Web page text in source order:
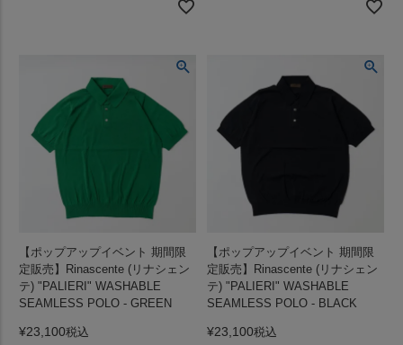
【ポップアップイベント 期間限
定販売】Rinascente (リナシェン
テ) "PALIERI" WASHABLE
SEAMLESS POLO - GREEN
¥23,100税込
【ポップアップイベント 期間限
定販売】Rinascente (リナシェン
テ) "PALIERI" WASHABLE
SEAMLESS POLO - BLACK
¥23,100税込